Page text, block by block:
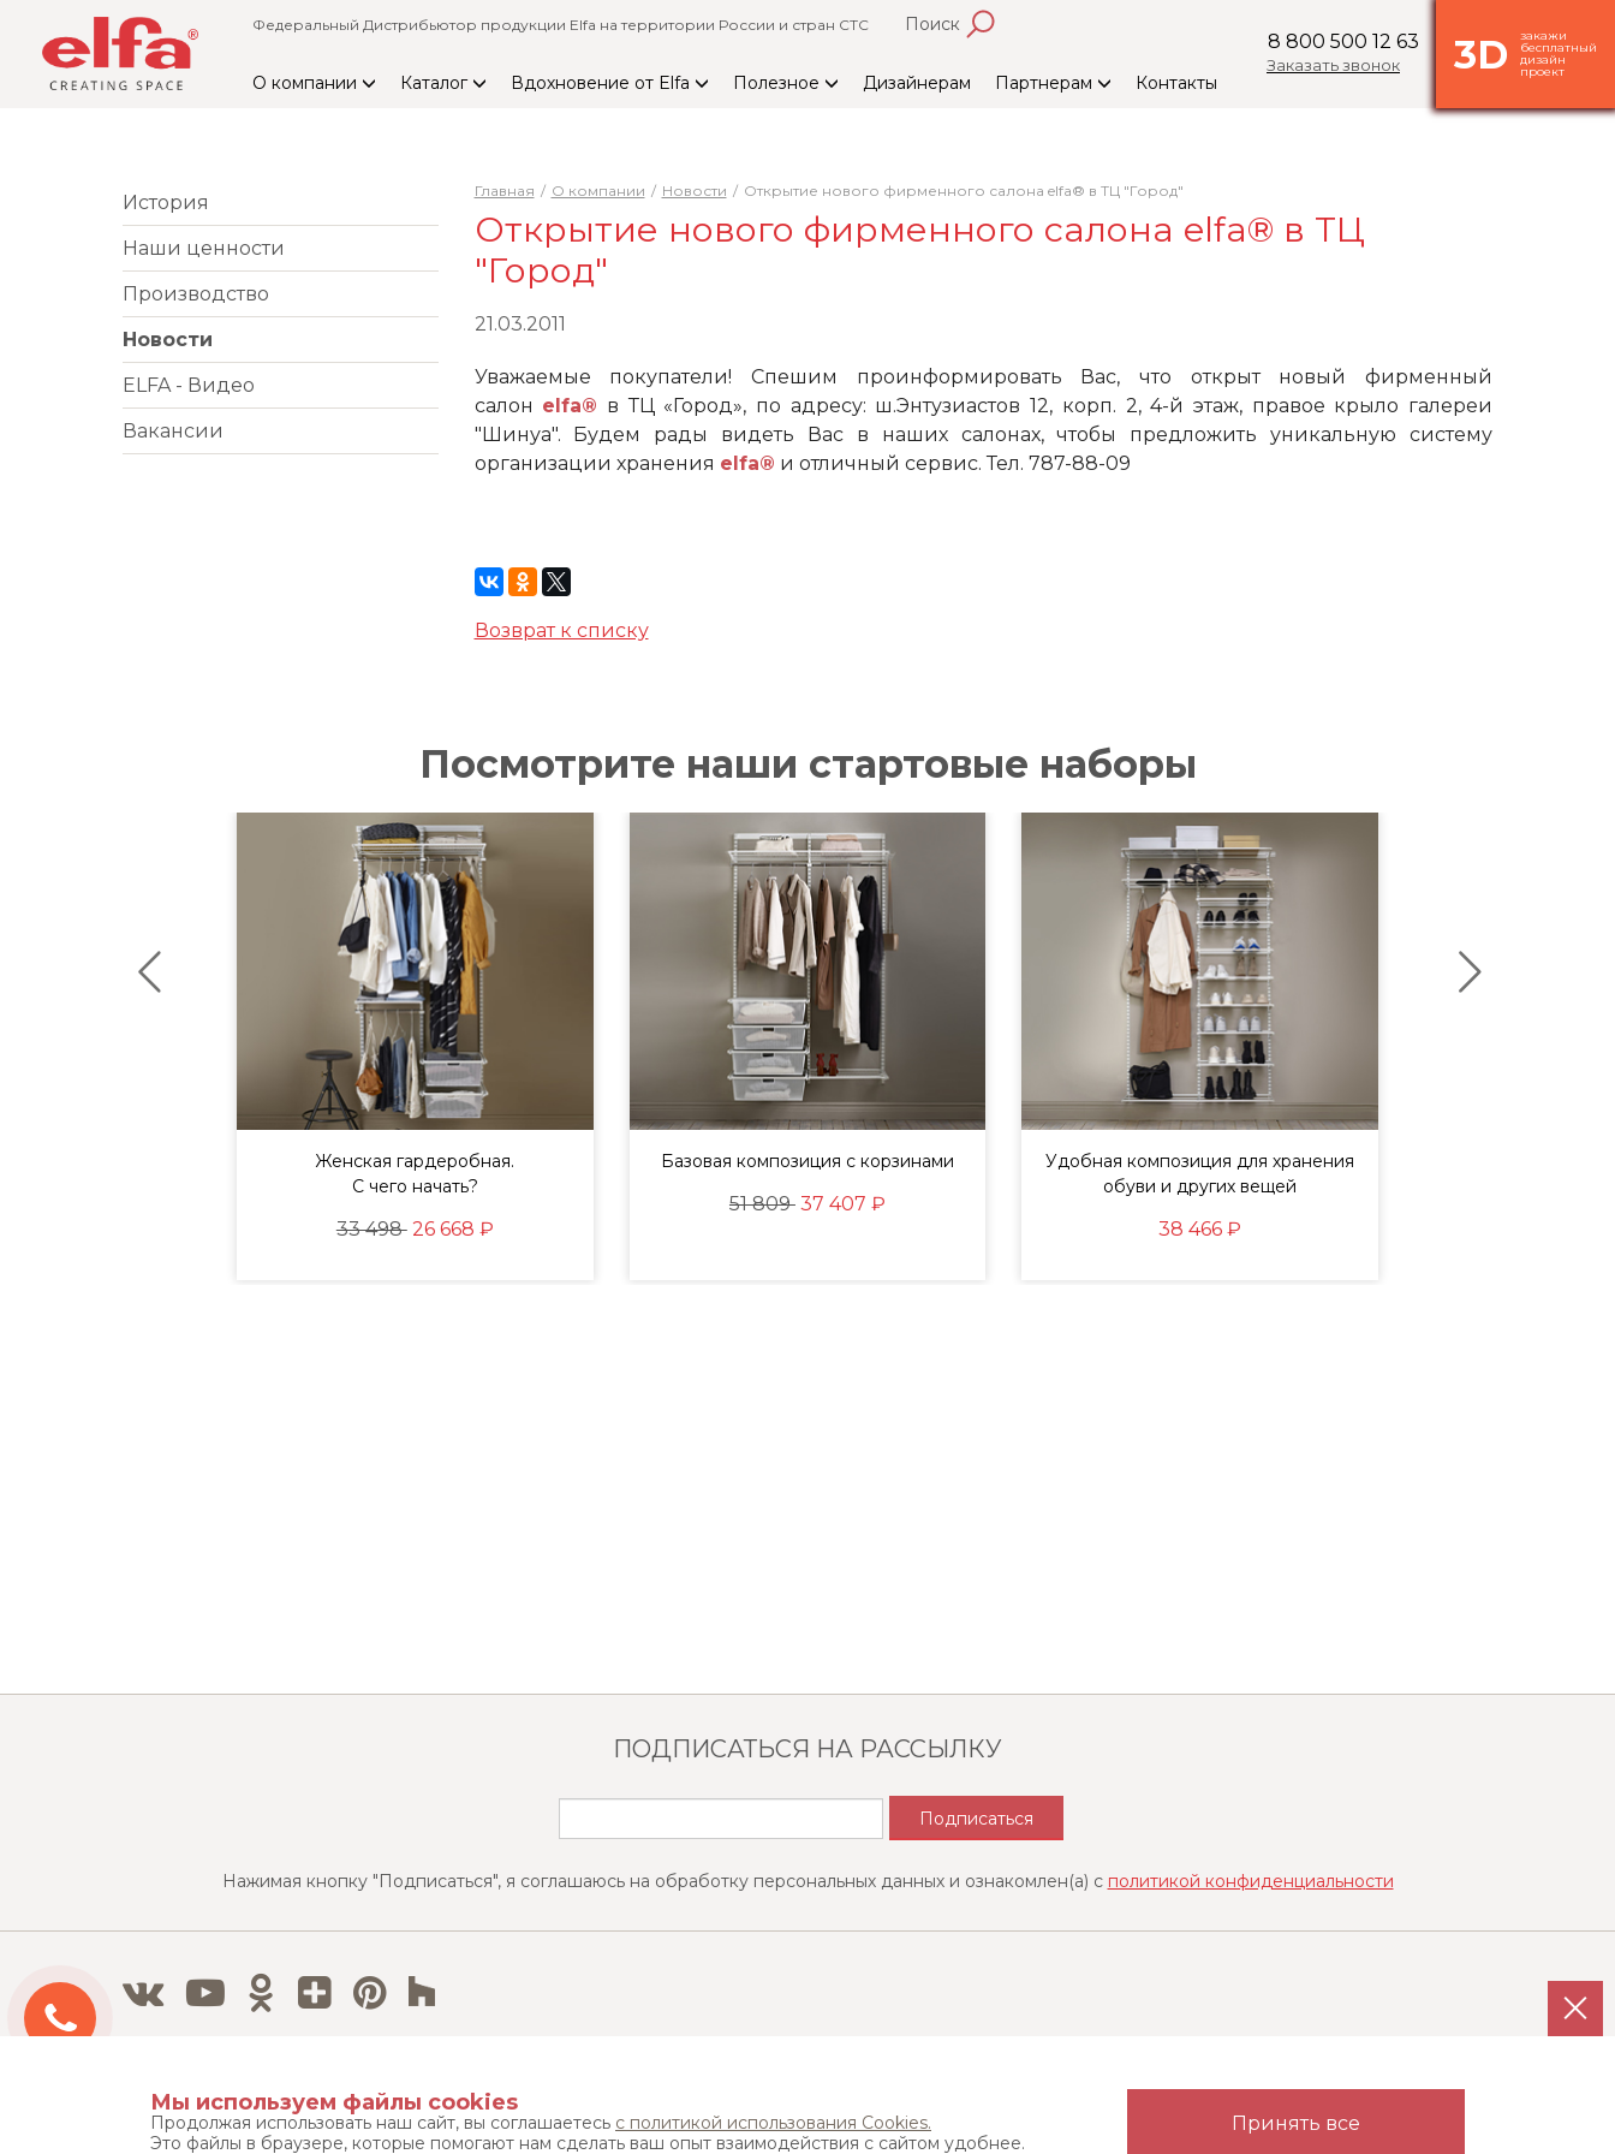
Федеральный Дистрибьютор продукции Elfa на территории России и стран СТС Поиск
3D закажи
бесплатный
дизайн
проект
8 800 500 12 63
Заказать звонок
О компании Каталог Вдохновение от Elfa Полезное Дизайнерам Партнерам Контакты
История
Наши ценности
Производство
Новости
ELFA - Видео
Вакансии
Главная О компании Новости Открытие нового фирменного салона elfa® в ТЦ "Город"
Открытие нового фирменного салона elfa® в ТЦ
"Город"
21.03.2011
Уважаемые покупатели! Спешим проинформировать Вас, что открыт новый фирменный
салон elfa® в ТЦ «Город», по адресу: ш.Энтузиастов 12, корп. 2, 4-й этаж, правое крыло галереи
"Шинуа". Будем рады видеть Вас в наших салонах, чтобы предложить уникальную систему
организации хранения elfa® и отличный сервис. Тел. 787-88-09
Возврат к списку
Посмотрите наши стартовые наборы
Женская гардеробная.
С чего начать?
33 498 26 668 ₽
Базовая композиция с корзинами
51 809 37 407 ₽
Удобная композиция для хранения
обуви и других вещей
38 466 ₽
ПОДПИСАТЬСЯ НА РАССЫЛКУ
Нажимая кнопку "Подписаться", я соглашаюсь на обработку персональных данных и ознакомлен(a) с политикой конфиденциальности
Бесплатный 3D дизайн-проект
Каталог
Гардеробные
Партнерам
Мы используем файлы cookies
Продолжая использовать наш сайт, вы соглашаетесь с политикой использования Cookies.
Это файлы в браузере, которые помогают нам сделать ваш опыт взаимодействия с сайтом удобнее.
Принять все